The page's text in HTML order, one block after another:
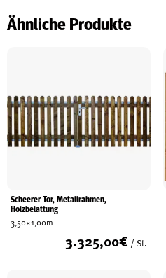
Ähnliche Produkte
Scheerer Tor, Metallrahmen,
Holzbelattung
3,50×1,00m
3.325,00€ / St.